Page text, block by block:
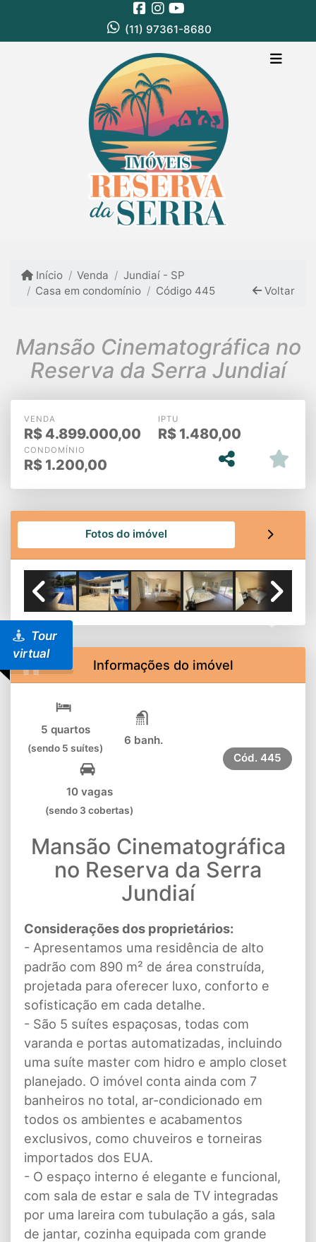
(11) 97361-8680
Início Venda
Jundiaí - SP
Casa em condomínio
Código 445 Voltar
Mansão Cinematográfica no
Reserva da Serra Jundiaí
VENDA
R$ 4.899.000,00
IPTU
R$ 1.480,00
CONDOMÍNIO
R$ 1.200,00
Fotos do imóvel
Previous
Tour
virtual
Informações do imóvel
5 quartos
(sendo 5 suítes)
6 banh.
10 vagas
(sendo 3 cobertas)
Cód. 445
Mansão Cinematográfica
no Reserva da Serra
Jundiaí
Considerações dos proprietários:
- Apresentamos uma residência de alto
padrão com 890 m² de área construída,
projetada para oferecer luxo, conforto e
sofisticação em cada detalhe.
- São 5 suítes espaçosas, todas com
varanda e portas automatizadas, incluindo
uma suíte master com hidro e amplo closet
planejado. O imóvel conta ainda com 7
banheiros no total, ar-condicionado em
todos os ambientes e acabamentos
exclusivos, como chuveiros e torneiras
importados dos EUA.
- O espaço interno é elegante e funcional,
com sala de estar e sala de TV integradas
por uma lareira com tubulação a gás, sala
de jantar, cozinha equipada com grande